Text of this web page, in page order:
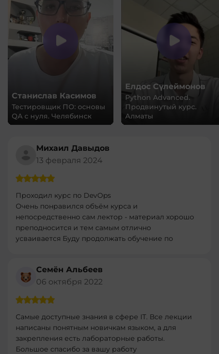
Станислав Касимов
Тестировщик ПО: основы
QA с нуля. Челябинск
Елдос Сүлеймонов
Python Advanced.
Продвинутый курс.
Алматы
Михаил Давыдов
13 февраля 2024
Проходил курс по DevOps
Очень понравился объём курса и
непосредственно сам лектор - материал хорошо
преподносится и тем самым отлично
усваивается Буду продолжать обучение по
Семён Альбеев
06 октября 2022
Самые доступные знания в сфере IT. Все лекции
написаны понятным новичкам языком, а для
закрепления есть лабораторные работы.
Большое спасибо за вашу работу